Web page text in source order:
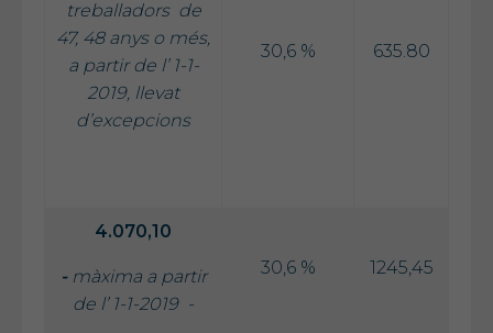
treballadors de
47, 48 anys o més,
a partir de l’ 1-1-
2019, llevat
d’excepcions
30,6 % 635.80
4.070,10
- màxima a partir
de l’ 1-1-2019 -
30,6 % 1245,45